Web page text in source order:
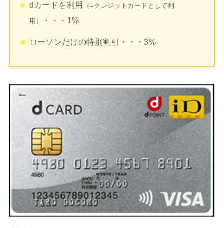
dカードを利用 （=クレジットカードとして利
用） ・・・1%
ローソンだけの特別割引・・・3%